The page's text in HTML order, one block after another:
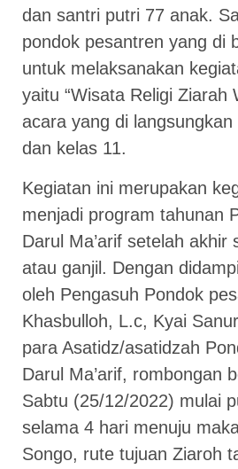
dan santri putri 77 anak.
pondok pesantren yang di
untuk melaksanakan
yaitu “Wisata Religi Ziarah
acara yang di
dan kelas 11.
Kegiatan ini merupakan
menjadi program tahunan
Darul Ma’arif setelah akhir
atau ganjil. Dengan
oleh Pengasuh Pondok
Khasbulloh, L.c, Kyai
para Asatidz/asatidzah
Darul Ma’arif, rombongan
Sabtu (25/12/2022) mulai
selama 4 hari menuju
Songo, rute tujuan Ziaroh